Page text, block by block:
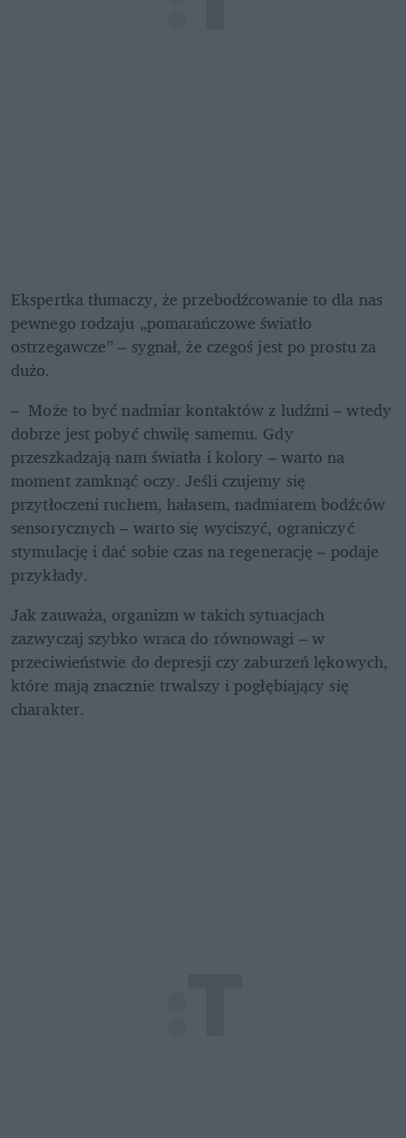
Ekspertka tłumaczy, że przebodźcowanie to dla nas
pewnego rodzaju „pomarańczowe światło
ostrzegawcze” – sygnał, że czegoś jest po prostu za
dużo.
–  Może to być nadmiar kontaktów z ludźmi – wtedy
dobrze jest pobyć chwilę samemu. Gdy
przeszkadzają nam światła i kolory – warto na
moment zamknąć oczy. Jeśli czujemy się
przytłoczeni ruchem, hałasem, nadmiarem bodźców
sensorycznych – warto się wyciszyć, ograniczyć
stymulację i dać sobie czas na regenerację – podaje
przykłady.
Jak zauważa, organizm w takich sytuacjach
zazwyczaj szybko wraca do równowagi – w
przeciwieństwie do depresji czy zaburzeń lękowych,
które mają znacznie trwalszy i pogłębiający się
charakter.